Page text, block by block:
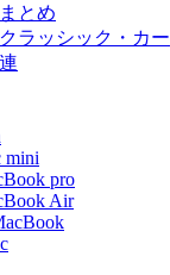
とめ
ラッシック・カー
mini
pro
Air